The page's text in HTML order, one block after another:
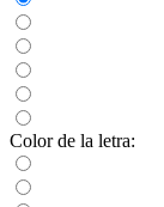
Color de la letra: